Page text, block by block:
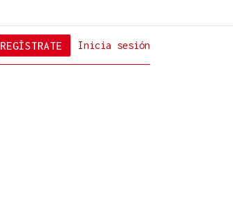
Inicia sesión
REGÍSTRATE